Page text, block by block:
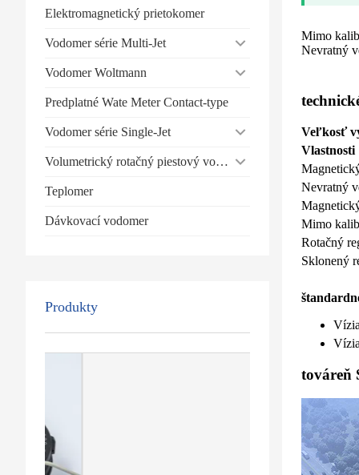
Elektromagnetický prietokomer
Vodomer série Multi-Jet
Vodomer Woltmann
Predplatné Wate Meter Contact-type
Vodomer série Single-Jet
Volumetrický rotačný piestový vodomer
Teplomer
Dávkovací vodomer
Produkty
Mimo
Nevratný
Veľkosť
Vlastnosti
Nevratný
Mimo
Rotačný
Sklonený
továreň